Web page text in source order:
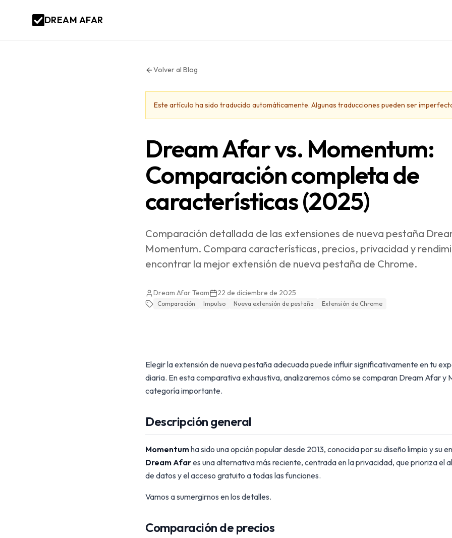
DREAM AFAR
Volver al Blog
Este artículo ha sido traducido automáticamente. Algunas traducciones pueden ser
Dream Afar vs. Momentum:
Comparación completa de
características (2025)
Comparación detallada de las extensiones de nueva pestaña
Momentum. Compara características, precios, privacidad y
encontrar la mejor extensión de nueva pestaña de Chrome.
Dream Afar Team 22 de diciembre de 2025
Comparación Impulso Nueva extensión de pestaña Extensión de Chrome
Elegir la extensión de nueva pestaña adecuada puede influir significativamente en tu
diaria. En esta comparativa exhaustiva, analizaremos cómo se comparan Dream Afar y
categoría importante.
Descripción general
Momentumha sido una opción popular desde 2013, conocida por su diseño limpio y su
Dream Afares una alternativa más reciente, centrada en la privacidad, que prioriza el
de datos y el acceso gratuito a todas las funciones.
Vamos a sumergirnos en los detalles.
Comparación de precios